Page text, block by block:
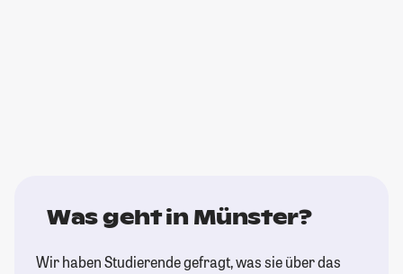
Was geht in Münster?
Wir haben Studierende gefragt, was sie über das